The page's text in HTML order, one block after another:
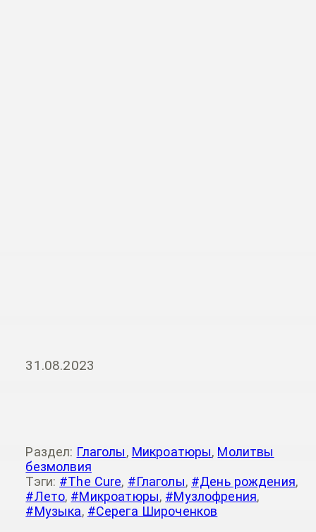
31.08.2023
Раздел: Глаголы, Микроатюры, Молитвы
безмолвия
Тэги: #The Cure, #Глаголы, #День рождения,
#Лето, #Микроатюры, #Музлофрения,
#Музыка, #Серега Широченков